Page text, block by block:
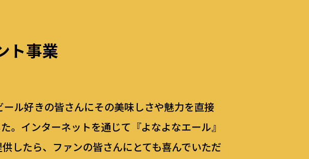
ト事業
ル好きの皆さんにその美味しさや魅力を直接
。インターネットを通じて『よなよなエール』
したら、ファンの皆さんにとても喜んでいただ